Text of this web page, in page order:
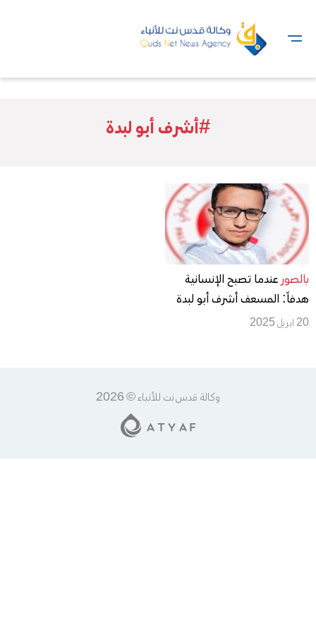
#أشرف أبو لبدة
بالصور عندما تصبح الإنسانية
هدفاً: المسعف أشرف أبو لبدة
منقذ الأرواح الذي لم يجد من
20 ابريل 2025
وكالة قدس نت للأنباء © 2026